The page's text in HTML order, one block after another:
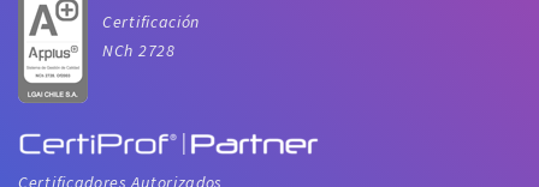
Certificación
NCh 2728